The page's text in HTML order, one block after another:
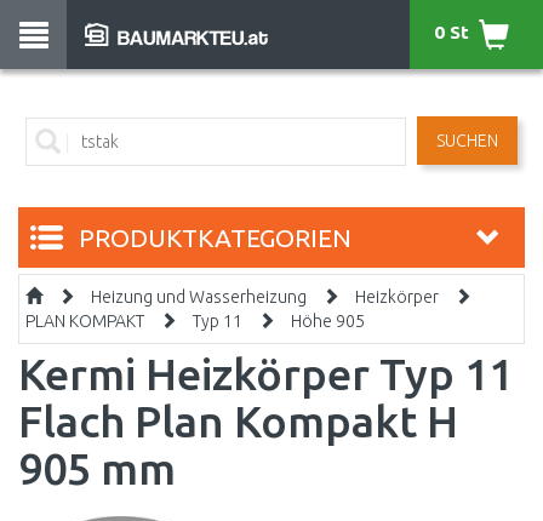
SUCHEN
0 St
PRODUKTKATEGORIEN
Heizung und Wasserheizung
Heizkörper
PLAN KOMPAKT
Typ 11 Höhe 905
Kermi Heizkörper Typ 11
Flach Plan Kompakt H
905 mm